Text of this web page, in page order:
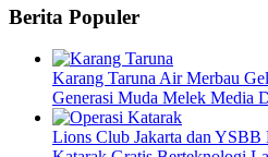
Berita Populer
Karang Taruna Air Merbau
Generasi Muda Melek Media
Lions Club Jakarta dan YSBB